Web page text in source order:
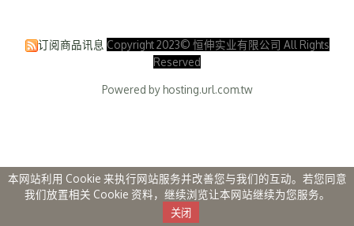
订阅商品讯息 Copyright 2023© 恒伸实业有限公司 All Rights
Reserved
Powered by hosting.url.com.tw
本网站利用 Cookie 来执行网站服务并改善您与我们的互动。若您同意
我们放置相关 Cookie 资料，继续浏览让本网站继续为您服务。